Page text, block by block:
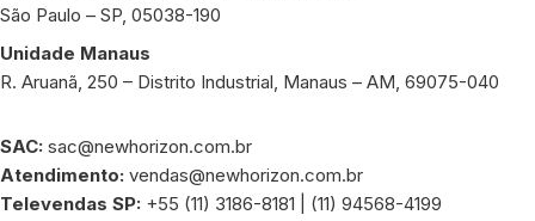
São Paulo – SP, 05038-190
Unidade Manaus
R. Aruanã, 250 – Distrito Industrial, Manaus – AM, 69075-040
SAC: sac@newhorizon.com.br
Atendimento: vendas@newhorizon.com.br
Televendas SP: +55 (11) 3186-8181 | (11) 94568-4199